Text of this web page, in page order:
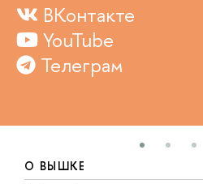
ВКонтакте
YouTube
Телеграм
О ВЫШКЕ